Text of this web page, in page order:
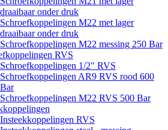
draaibaar onder druk
Schroefkoppelingen M22 met lager
draaibaar onder druk
Schroefkoppelingen M22 messing 250 Bar
RVS
Schroefkoppelingen 1/2" RVS
Schroefkoppelingen AR9 RVS rood 600
Bar
Schroefkoppelingen M22 RVS 500 Bar
Insteekkoppelingen RVS